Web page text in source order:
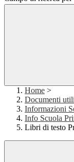
Home >
Documenti utili
Informazioni
Info Scuola
Libri di testo